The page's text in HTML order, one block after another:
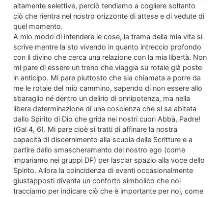
altamente selettive, perciò tendiamo a cogliere soltanto
ciò che rientra nel nostro orizzonte di attese e di vedute di
quel momento.
A mio modo di intendere le cose, la trama della mia vita si
scrive mentre la sto vivendo in quanto intreccio profondo
con il divino che cerca una relazione con la mia libertà. Non
mi pare di essere un treno che viaggia su rotaie già poste
in anticipo. Mi pare piuttosto che sia chiamata a porre da
me le rotaie del mio cammino, sapendo di non essere allo
sbaraglio né dentro un delirio di onnipotenza, ma nella
libera determinazione di una coscienza che si sa abitata
dallo Spirito di Dio che grida nei nostri cuori Abbà, Padre!
(Gal 4, 6). Mi pare cioè si tratti di affinare la nostra
capacità di discernimento alla scuola delle Scritture e a
partire dallo smascheramento del nostro ego (come
impariamo nei gruppi DP) per lasciar spazio alla voce dello
Spirito. Allora la coincidenza di eventi occasionalmente
giustapposti diventa un conforto simbolico che noi
tracciamo per indicare ciò che è importante per noi, come